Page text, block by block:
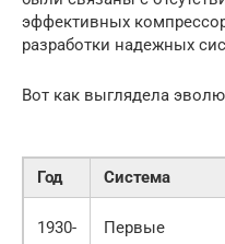
эффективных
разработки надежных
Вот как выглядела
Год Система
1930-
Первые